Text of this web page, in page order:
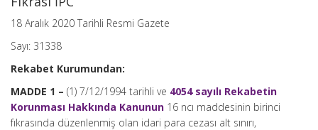
18 Aralık 2020 Tarihli Resmi Gazete
Sayı: 31338
Rekabet Kurumundan:
MADDE 1 – (1) 7/12/1994 tarihli ve 4054 sayılı Rekabetin
Korunması Hakkında Kanunun 16 ncı maddesinin birinci
fıkrasında düzenlenmiş olan idari para cezası alt sınırı,